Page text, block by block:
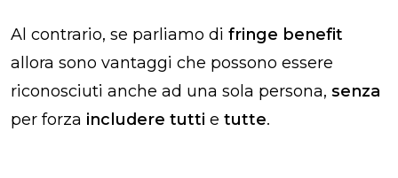
Al contrario, se parliamo di fringe benefit
allora sono vantaggi che possono essere
riconosciuti anche ad una sola persona, senza
per forza includere tutti e tutte.